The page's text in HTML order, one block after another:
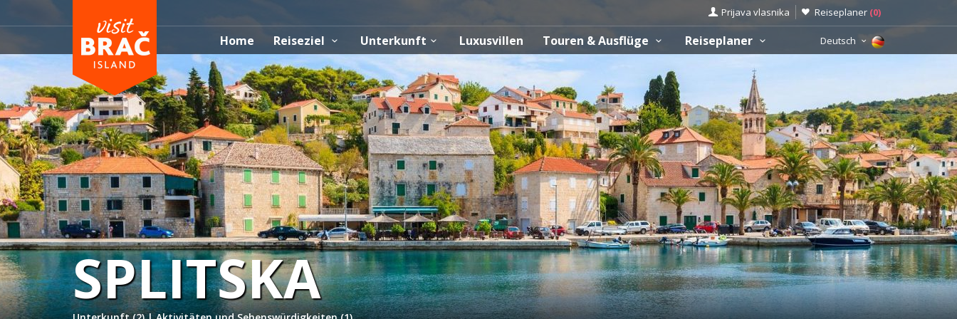
Prijava vlasnika Reiseplaner (0)
Home Reiseziel Unterkunft Luxusvillen Touren & Ausflüge Reiseplaner Deutsch
SPLITSKA